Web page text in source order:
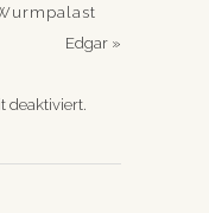
Edgar »
deaktiviert.